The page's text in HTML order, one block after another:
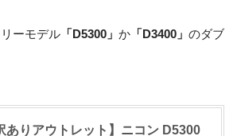
ーモデル 「D5300」 か 「D3400」 のダブ
ありアウトレット】ニコン D5300